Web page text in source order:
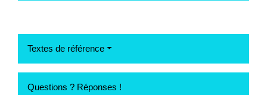
Textes de référence
Questions ? Réponses !